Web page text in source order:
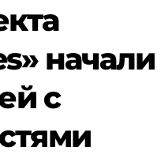
начали
с